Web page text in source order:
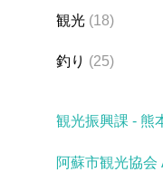
観光 (18)
釣り (25)
観光振興課 - 熊
阿蘇市観光協会